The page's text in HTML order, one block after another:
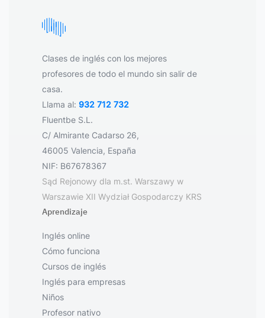
Clases de inglés con los mejores
profesores de todo el mundo sin salir de
casa.
Llama al: 932 712 732
Fluentbe S.L.
C/ Almirante Cadarso 26,
46005 Valencia, España
NIF: B67678367
Sąd Rejonowy dla m.st. Warszawy w
Warszawie XII Wydział Gospodarczy KRS
Aprendizaje
Inglés online
Cómo funciona
Cursos de inglés
Inglés para empresas
Niños
Profesor nativo